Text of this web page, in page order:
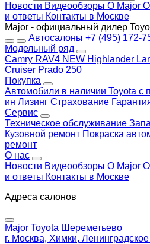
Новости Видеообзоры О Major О
и ответы Контакты в Москве
Major - официальный дилер
Автосалоны +7 (495) 172-
Модельный ряд
Camry RAV4 NEW Highlander
Cruiser Prado 250
Покупка
Автомобили в наличии Toyota с
ин Лизинг Страхование
Сервис
Техническое обслуживание
Кузовной ремонт Покраска
ремонт
О нас
Новости Видеообзоры О Major О
и ответы Контакты в Москве
Адреса салонов
Major Toyota Шереметьево
г. Москва, Химки,